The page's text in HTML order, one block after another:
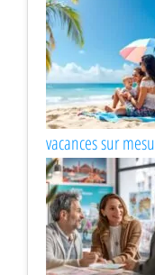
vacances sur